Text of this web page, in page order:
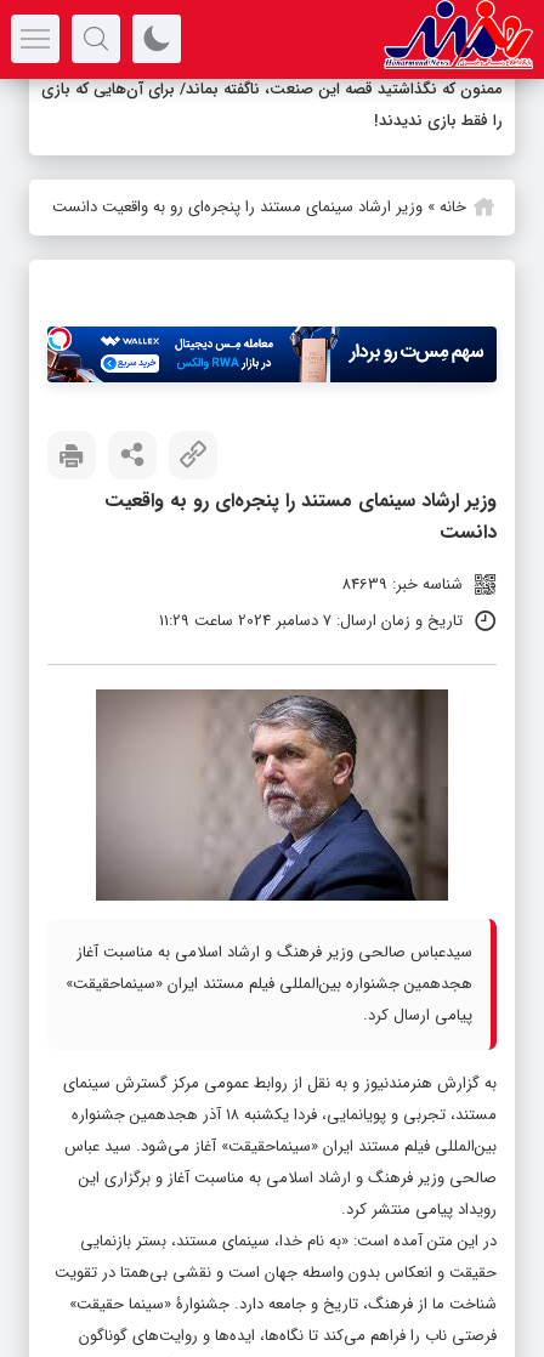
ممنون که نگذاشتید قصه این صنعت، ناگفته بماند/ برای آن‌هایی که بازی
را فقط بازی ندیدند!
خانه» وزیر ارشاد سینمای مستند را پنجره‌ای رو به واقعیت دانست
وزیر ارشاد سینمای مستند را پنجره‌ای رو به واقعیت
دانست
شناسه خبر: 84639
تاریخ و زمان ارسال: 7 دسامبر 2024 ساعت 11:29
سیدعباس صالحی وزیر فرهنگ و ارشاد اسلامی به مناسبت آغاز
هجدهمین جشنواره بین‌المللی فیلم مستند ایران «سینماحقیقت»
پیامی ارسال کرد.
به گزارش هنرمندنیوز و به نقل از روابط عمومی مرکز گسترش سینمای
مستند، تجربی و پویانمایی، فردا یکشنبه ۱۸ آذر هجدهمین جشنواره
بین‌المللی فیلم مستند ایران «سینماحقیقت» آغاز می‌شود. سید عباس
صالحی وزیر فرهنگ و ارشاد اسلامی به مناسبت آغاز و برگزاری این
رویداد پیامی منتشر کرد.
در این متن آمده است: «به نام خدا، سینمای مستند، بستر بازنمایی
حقیقت و انعکاس بدون واسطه جهان است و نقشی بی‌همتا در تقویت
شناخت ما از فرهنگ، تاریخ و جامعه دارد. جشنوارۀ «سینما حقیقت»
فرصتی ناب را فراهم می‌کند تا نگاه‌ها، ایده‌ها و روایت‌های گوناگون